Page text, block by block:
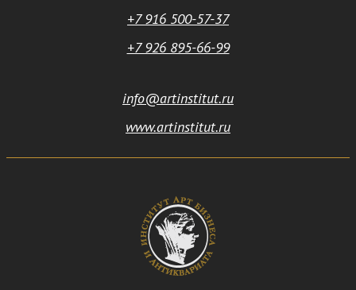
+7 916 500-57-37
+7 926 895-66-99
info@artinstitut.ru
www.artinstitut.ru